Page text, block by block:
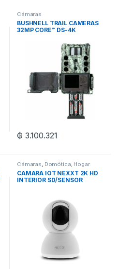
Cámaras
BUSHNELL TRAIL CAMERAS
32MP CORE™ DS-4K
TRAIL CAMERA
₲ 3.100.321
Cámaras, Domótica, Hogar
CAMARA IOT NEXXT 2K HD
INTERIOR SD/SENSOR